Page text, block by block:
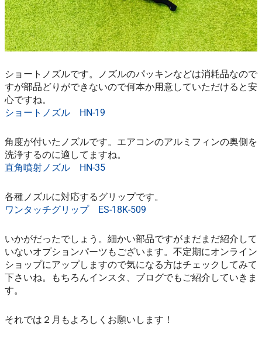
ショートノズルです。ノズルのパッキンなどは消耗品なので
すが部品どりができないので何本か用意していただけると安
心ですね。
ショートノズル HN-19
角度が付いたノズルです。エアコンのアルミフィンの奥側を
洗浄するのに適してますね。
直角噴射ノズル HN-35
各種ノズルに対応するグリップです。
ワンタッチグリップ ES-18K-509
いかがだったでしょう。細かい部品ですがまだまだ紹介して
いないオプションパーツもございます。不定期にオンライン
ショップにアップしますので気になる方はチェックしてみて
下さいね。もちろんインスタ、ブログでもご紹介していきま
す。
それでは２月もよろしくお願いします！